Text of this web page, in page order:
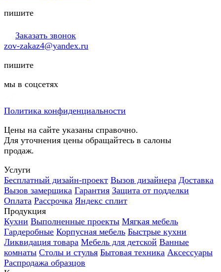
пишите
Заказать звонок
zov-zakaz4@yandex.ru
пишите
мы в соцсетях
Политика конфиденциальности
Цены на сайте указаны справочно.
Для уточнения цены обращайтесь в салоны
продаж.
Услуги
Бесплатный дизайн-проект Вызов дизайнера Доставка
Вызов замерщика Гарантия Защита от подделки
Оплата Рассрочка Яндекс сплит
Продукция
Кухни Выполненные проекты Мягкая мебель
Гардеробные Корпусная мебель Быстрые кухни
Ликвидация товара Мебель для детской Ванные
комнаты Столы и стулья Бытовая техника Аксессуары
Распродажа образцов